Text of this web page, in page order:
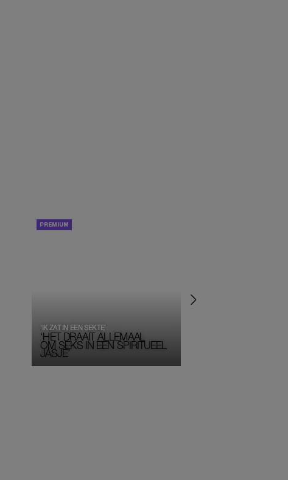
‘HET DRAAIT ALLEMAAL
OM SEKS IN EEN SPIRITUEEL
JASJE’
‘IK ZAT IN EEN SEKTE’